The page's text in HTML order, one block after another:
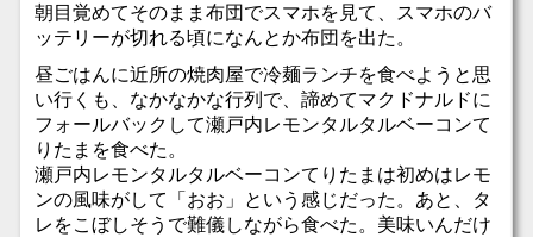
朝目覚めてそのまま布団でスマホを見て、スマホのバ
ッテリーが切れる頃になんとか布団を出た。
昼ごはんに近所の焼肉屋で冷麺ランチを食べようと思
い行くも、なかなかな行列で、諦めてマクドナルドに
フォールバックして瀬戸内レモンタルタルベーコンて
りたまを食べた。
瀬戸内レモンタルタルベーコンてりたまは初めはレモ
ンの風味がして「おお」という感じだった。あと、タ
レをこぼしそうで難儀しながら食べた。美味いんだけ